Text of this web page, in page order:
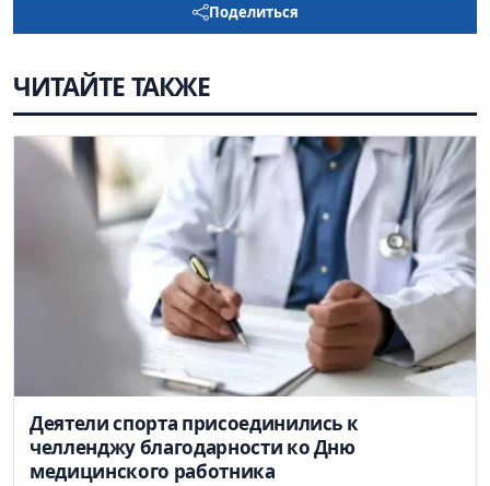
Поделиться
ЧИТАЙТЕ ТАКЖЕ
Деятели спорта присоединились к
челленджу благодарности ко Дню
медицинского работника